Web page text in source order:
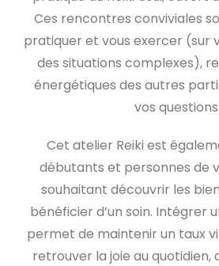
Ces rencontres conviviales
pratiquer et vous exercer (sur
des situations complexes),
énergétiques des autres
vos questions.
Cet atelier Reiki est
débutants et personnes de
souhaitant découvrir les
bénéficier d’un soin. Intégrer
permet de maintenir un taux
retrouver la joie au quotidien,